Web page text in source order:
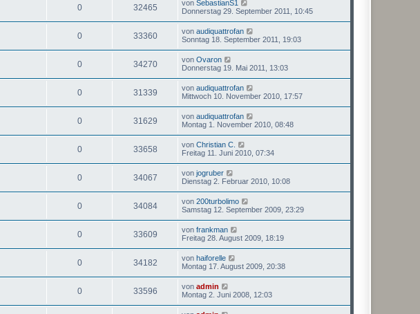
0 32465 von SebastianS1
Donnerstag 29. September 2011, 10:45
0 33360 von audiquattrofan
Sonntag 18. September 2011, 19:03
0 34270 von Ovaron
Donnerstag 19. Mai 2011, 13:03
0 31339 von audiquattrofan
Mittwoch 10. November 2010, 17:57
0 31629 von audiquattrofan
Montag 1. November 2010, 08:48
0 33658 von Christian C.
Freitag 11. Juni 2010, 07:34
0 34067 von jogruber
Dienstag 2. Februar 2010, 10:08
0 34084 von 200turbolimo
Samstag 12. September 2009, 23:29
0 33609 von frankman
Freitag 28. August 2009, 18:19
0 34182 von haiforelle
Montag 17. August 2009, 20:38
0 33596 von admin
Montag 2. Juni 2008, 12:03